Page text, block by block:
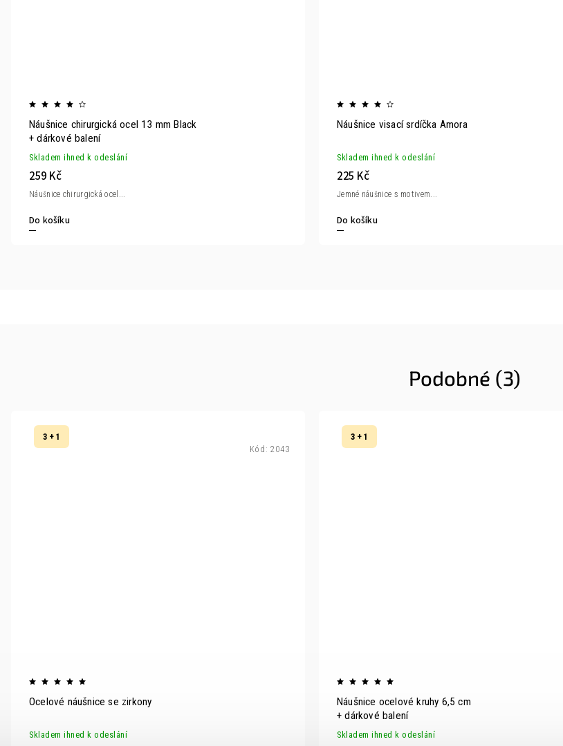
Náušnice chirurgická ocel 13 mm Black
+ dárkové balení
Skladem ihned k odeslání
259 Kč
Do košíku
Náušnice chirurgická ocel...
Náušnice visací srdíčka Amora
Skladem ihned k odeslání
225 Kč
Do košíku
Jemné náušnice s motivem...
Podobné (3)
3 + 1
Ocelové náušnice se zirkony
Skladem ihned k odeslání
Kód: 2043
3 + 1
Náušnice ocelové kruhy 6,5 cm
+ dárkové balení
Skladem ihned k odeslání